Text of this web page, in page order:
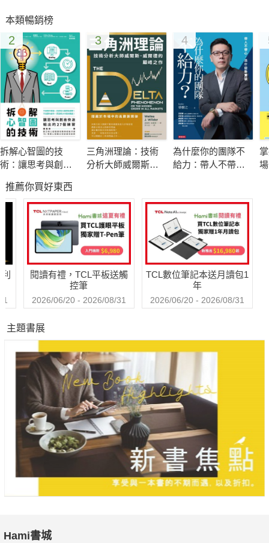
本書藉由一天一短文的方式，提供讀者31天享受工作樂趣的心
法，包括態度積極、設定目標、全力以赴、激發熱忱、培養實力
等等，還有最重要的一項，那就是──「樂在其中」。
這些心法改變我們面對工作的態度，更能激發我們對生命的熱
忱。閱讀本書，讓你對工作產生不同的看法，最重要的是，你會
發現，工作也可以是幫助生命成長的最大動力！
本類暢銷榜
2
拆解心智圖的技
術：讓思考與創意
習
3
三角洲理論：技術
分析大師威爾斯．
4
為什麼你的團隊不
給力：帶人不帶
推薦你買好東西
閱讀有禮，TCL平板送觸
控筆
2026/06/20 - 2026/08/31
TCL數位筆記本送月讀包1
年
2026/06/20 - 2026/08/31
主題書展
Hami書城